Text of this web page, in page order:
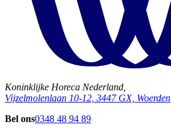
Koninklijke Horeca Nederland,
Vijzelmolenlaan 10-12, 3447 GX, Woerden
Bel ons0348 48 94 89